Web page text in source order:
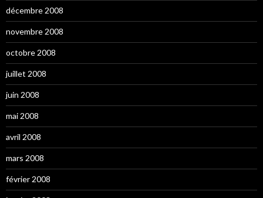
décembre 2008
novembre 2008
octobre 2008
juillet 2008
juin 2008
mai 2008
avril 2008
mars 2008
février 2008